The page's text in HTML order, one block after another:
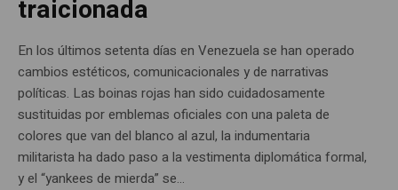
traicionada
En los últimos setenta días en Venezuela se han operado
cambios estéticos, comunicacionales y de narrativas
políticas. Las boinas rojas han sido cuidadosamente
sustituidas por emblemas oficiales con una paleta de
colores que van del blanco al azul, la indumentaria
militarista ha dado paso a la vestimenta diplomática formal,
y el “yankees de mierda” se...